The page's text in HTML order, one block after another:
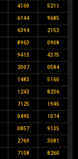
4160 5211
6144 9685
6394 2153
8963 0908
9413 4375
2007 0584
1483 5160
1243 8236
7125 1945
0495 1074
0857 9135
2769 3081
7108 8260